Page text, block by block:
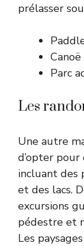
prélasser
Parc
Les
Une autre
d’opter pour
incluant des
et des lacs.
excursions
pédestre et
Les